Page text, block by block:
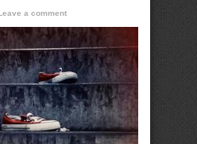
a comment